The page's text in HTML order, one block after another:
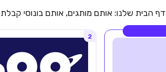
הבית שלנו: אותם מותגים, אותם בונוסי
2